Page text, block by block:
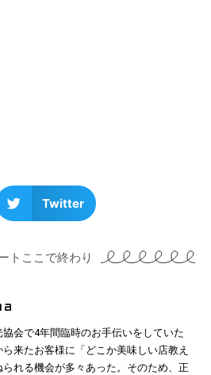
Twitter
トここで終わり
協会で4年間臨時のお手伝いをしていた
来たお客様に「どこか美味しい店教え
られる機会が多々あった。そのため、正